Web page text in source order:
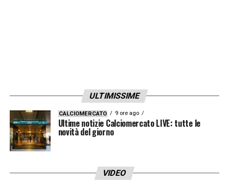
ULTIMISSIME
CALCIOMERCATO 9 ore ago
Ultime notizie Calciomercato LIVE: tutte le
novità del giorno
VIDEO